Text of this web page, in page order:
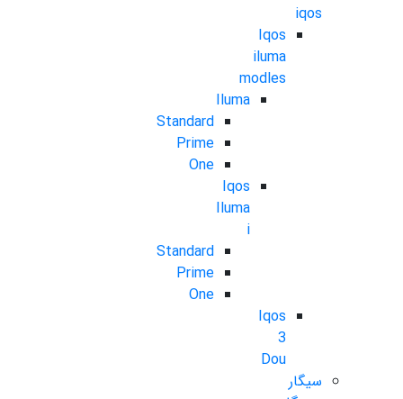
iqos
Iqos
iluma
modles
Iluma
Standard
Prime
One
Iqos
Iluma
i
Standard
Prime
One
Iqos
3
Dou
سیگار